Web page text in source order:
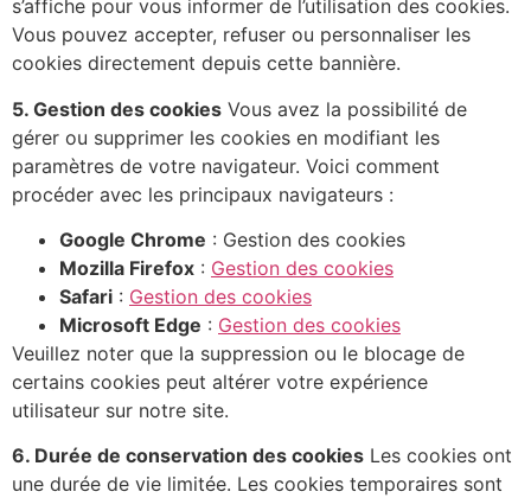
s’affiche pour vous informer de l’utilisation des cookies.
Vous pouvez accepter, refuser ou personnaliser les
cookies directement depuis cette bannière.
5. Gestion des cookies Vous avez la possibilité de
gérer ou supprimer les cookies en modifiant les
paramètres de votre navigateur. Voici comment
procéder avec les principaux navigateurs :
Google Chrome : Gestion des cookies
Mozilla Firefox : Gestion des cookies
Safari : Gestion des cookies
Microsoft Edge : Gestion des cookies
Veuillez noter que la suppression ou le blocage de
certains cookies peut altérer votre expérience
utilisateur sur notre site.
6. Durée de conservation des cookies Les cookies ont
une durée de vie limitée. Les cookies temporaires sont